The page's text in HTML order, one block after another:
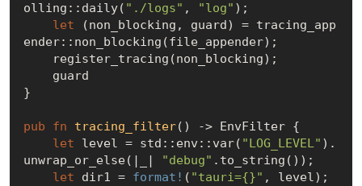
olling::daily( "./logs" , "log" );
let (non_blocking, guard) = tracing_app
ender::non_blocking(file_appender);
}
pub fn tracing_filter() -> EnvFilter {
let level = std::env::var( "LOG_LEVEL" ).
unwrap_or_else(|_|
"debug" .to_string());
let dir1 = format! ( "tauri={}"